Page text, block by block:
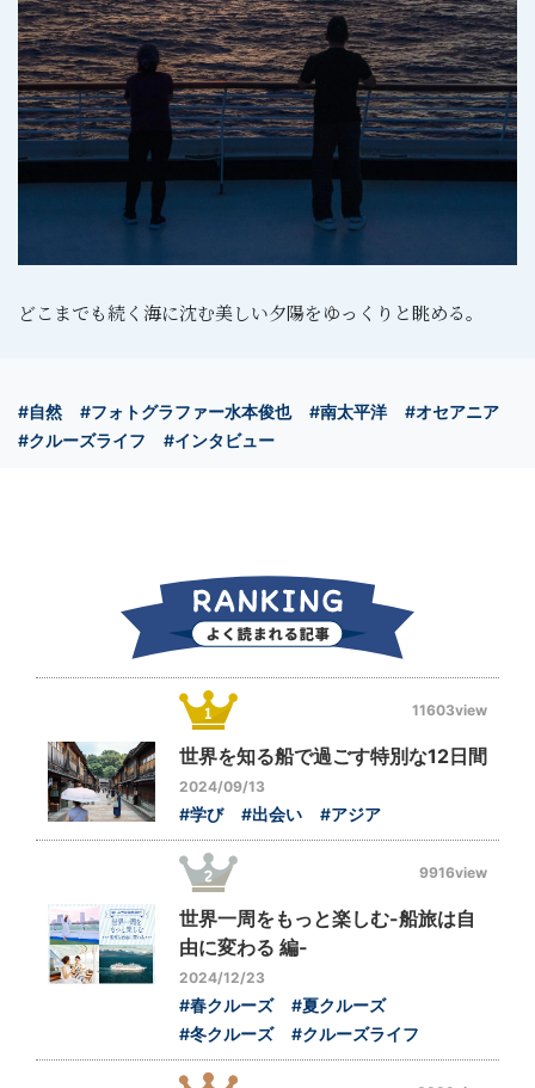
どこまでも続く海に沈む美しい夕陽をゆっくりと眺める。
#自然 #フォトグラファー水本俊也 #南太平洋
#オセアニア
#クルーズライフ
#インタビュー
11603view
世界を知る船で過ごす特別な12日間
2024/09/13
#学び #出会い #アジア
9916view
世界一周をもっと楽しむ-船旅は自
由に変わる 編-
2024/12/23
#春クルーズ
#夏クルーズ
#冬クルーズ
#クルーズライフ